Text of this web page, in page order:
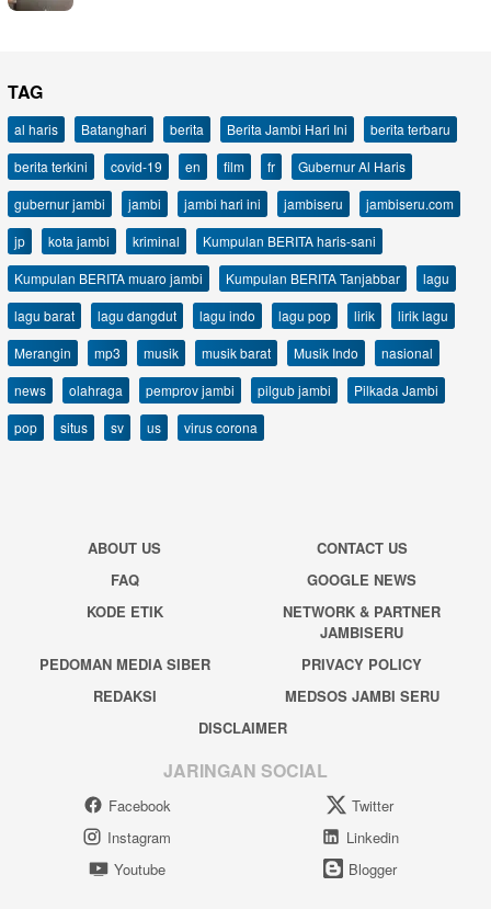
TAG
al haris Batanghari berita Berita Jambi Hari Ini
berita terbaru
berita terkini
covid-19 en film fr
Gubernur Al Haris
gubernur jambi
jambi jambi hari ini jambiseru
jambiseru.com
jp
kota jambi kriminal
Kumpulan BERITA haris-sani
Kumpulan BERITA muaro jambi
Kumpulan BERITA Tanjabbar
lagu
lagu barat
lagu dangdut lagu indo lagu pop lirik
lirik lagu
Merangin
mp3 musik musik barat Musik Indo
nasional
news
olahraga pemprov jambi pilgub jambi
Pilkada Jambi
pop
situs sv us virus corona
ABOUT US
CONTACT US
FAQ
GOOGLE NEWS
KODE ETIK
NETWORK & PARTNER
JAMBISERU
PEDOMAN MEDIA SIBER
PRIVACY POLICY
REDAKSI
MEDSOS JAMBI SERU
DISCLAIMER
JARINGAN SOCIAL
Facebook
Twitter
Instagram
Linkedin
Youtube
Blogger